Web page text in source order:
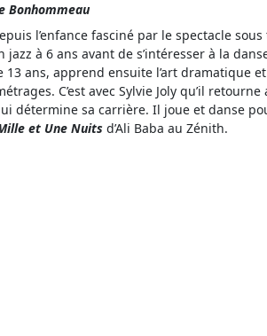
Bonhommeau
l’enfance fasciné par le spectacle
jazz à 6 ans avant de s’intéresser à la
13 ans, apprend ensuite l’art dramatique
C’est avec Sylvie Joly qu’il
détermine sa carrière. Il joue et danse
et Une Nuits d’Ali Baba au Zénith.